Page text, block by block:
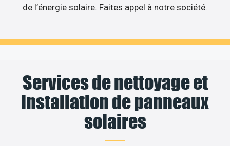
de l’énergie solaire. Faites appel à notre société.
Services de nettoyage et
installation de panneaux
solaires